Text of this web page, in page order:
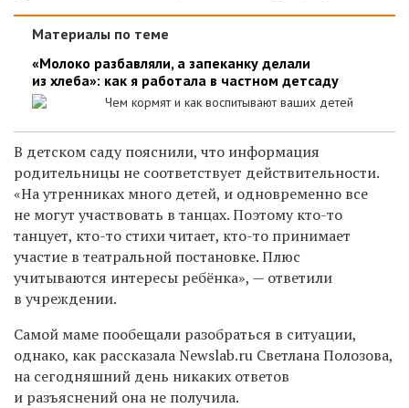
Материалы по теме
«Молоко разбавляли, а запеканку делали
из хлеба»: как я работала в частном детсаду
Чем кормят и как воспитывают ваших детей
В детском саду пояснили, что информация
родительницы не соответствует действительности.
«На утренниках много детей, и одновременно все
не могут участвовать в танцах.Поэтомукто-то
танцует, кто-то стихи читает, кто-то принимает
участие в театральной постановке.Плюс
учитываются интересы ребёнка», — ответили
в учреждении.
Самой маме пообещали разобраться в ситуации,
однако, как рассказалаNewslab.ru Светлана Полозова,
на сегодняшний день никаких ответов
и разъяснений она не получила.